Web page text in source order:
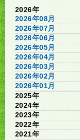
2026年
2026年08月
2026年07月
2026年06月
2026年05月
2026年04月
2026年03月
2026年02月
2026年01月
2025年
2024年
2023年
2022年
2021年